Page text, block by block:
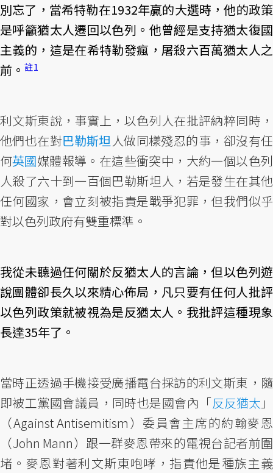
別忘了，當希特勒在1932年贏的大選時，他的政策
是呼籲猶太人遷回以色列。他曾經是支持猶太復國
主義的，這是在希特勒發瘋，屠殺六百萬猶太人之
前。 註1
利文斯東說，事實上，以色列人在批評納粹同時，
他們也在對巴勒斯坦人做同樣殘忍的事，卻沒有任
何英國媒體報導。在這些衝突中，大約一個以色列
人殺了六十到一百個巴勒斯坦人，若是發生在其他
任何國家，會立刻被指責是戰爭犯罪，但我們似乎
對以色列政府有雙重標準。
我從未聽過任何關於反猶太人的言論，但以色列遊
說團體卻長久以來精心佈局，凡只要有任何人批評
以色列政策就被視為是反猶太人。我批評這種現象
長達35年了。
當時正透過手機接受廣播電台採訪的利文斯東，隨
即被工黨國會議員，同時也是國會內「反反猶太 」
（Against Antisemitism）委員會主席的約翰麥恩
（John Mann）跟一群麥恩帶來的電視台記者前圍
堵。麥恩對著利文斯東咆哮，指責他是種族主義